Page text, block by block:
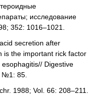
исследование
352: 1016–1021.
secretion after
is the important rick factor
Digestive
№1: 85.
1988; Vol. 66: 208–211.